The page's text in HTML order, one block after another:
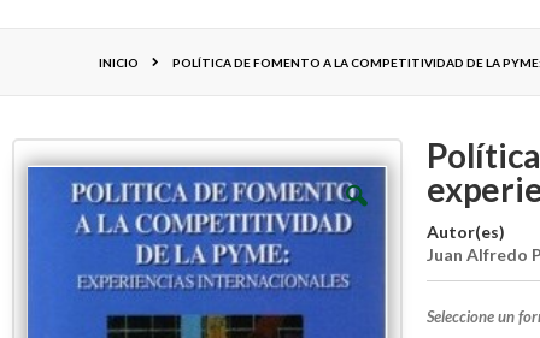
INICIO POLÍTICA DE FOMENTO A LA COMPETITIVIDAD DE LA
Autor(es)
Juan Alfredo
Seleccione un